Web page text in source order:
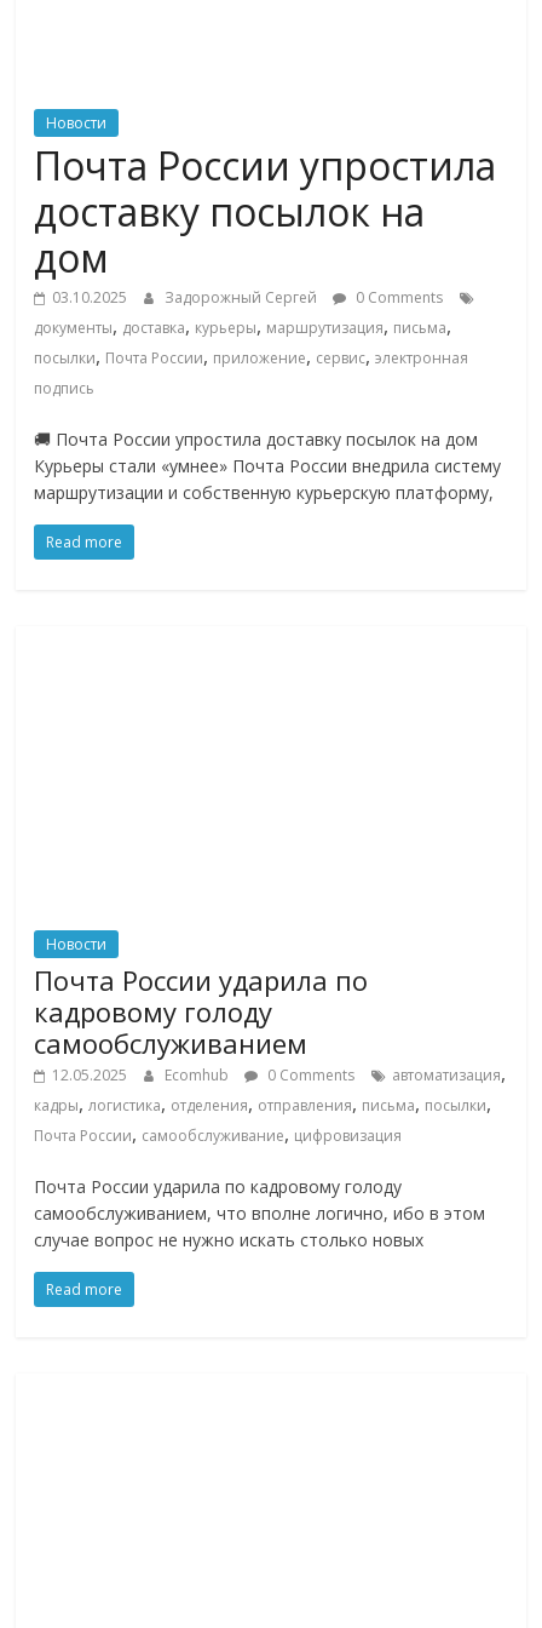
логистике,
технологиях,
соцсетях
Портал
об
онлайн-
торговле,
для
Commerce,
ритейле,
логистике,
обсудить
эти
изменения
читателем.
Новости
Почта России упростила
доставку посылок на
дом
03.10.2025 Задорожный Сергей
0 Comments
документы, доставка, курьеры, маршрутизация, письма,
посылки, Почта России, приложение, сервис,электронная
подпись
🚚 Почта России упростила доставку посылок на дом
Курьеры стали «умнее» Почта России внедрила систему
маршрутизации и собственную курьерскую платформу,
Read more
Новости
Почта России ударила по
кадровому голоду
самообслуживанием
12.05.2025 Ecomhub 0 Comments автоматизация,
кадры,логистика, отделения, отправления, письма, посылки,
Почта России, самообслуживание, цифровизация
Почта России ударила по кадровому голоду
самообслуживанием, что вполне логично, ибо в этом
случае вопрос не нужно искать столько новых
Read more